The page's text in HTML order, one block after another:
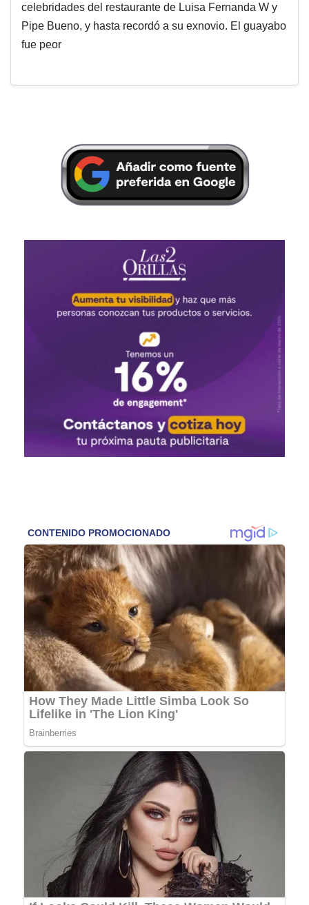
celebridades del restaurante de Luisa Fernanda W y
Pipe Bueno, y hasta recordó a su exnovio. El guayabo
fue peor